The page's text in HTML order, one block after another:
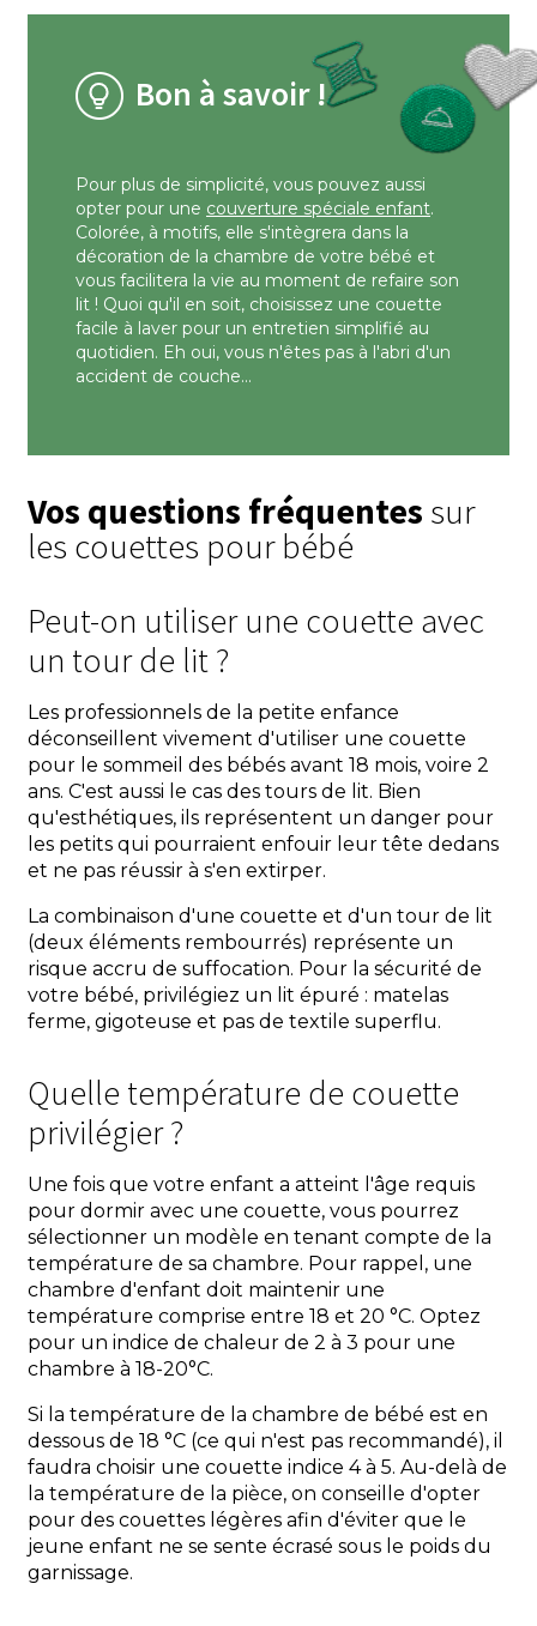
Bon à savoir !
Pour plus de simplicité, vous pouvez aussi
opter pour une couverture spéciale enfant.
Colorée, à motifs, elle s'intègrera dans la
décoration de la chambre de votre bébé et
vous facilitera la vie au moment de refaire son
lit ! Quoi qu'il en soit, choisissez une couette
facile à laver pour un entretien simplifié au
quotidien. Eh oui, vous n'êtes pas à l'abri d'un
accident de couche...
Vos questions fréquentes sur
les couettes pour bébé
Peut-on utiliser une couette avec
un tour de lit ?
Les professionnels de la petite enfance
déconseillent vivement d'utiliser une couette
pour le sommeil des bébés avant 18 mois, voire 2
ans. C'est aussi le cas des tours de lit. Bien
qu'esthétiques, ils représentent un danger pour
les petits qui pourraient enfouir leur tête dedans
et ne pas réussir à s'en extirper.
La combinaison d'une couette et d'un tour de lit
(deux éléments rembourrés) représente un
risque accru de suffocation. Pour la sécurité de
votre bébé, privilégiez un lit épuré : matelas
ferme, gigoteuse et pas de textile superflu.
Quelle température de couette
privilégier ?
Une fois que votre enfant a atteint l'âge requis
pour dormir avec une couette, vous pourrez
sélectionner un modèle en tenant compte de la
température de sa chambre. Pour rappel, une
chambre d'enfant doit maintenir une
température comprise entre 18 et 20 °C. Optez
pour un indice de chaleur de 2 à 3 pour une
chambre à 18-20°C.
Si la température de la chambre de bébé est en
dessous de 18 °C (ce qui n'est pas recommandé), il
faudra choisir une couette indice 4 à 5. Au-delà de
la température de la pièce, on conseille d'opter
pour des couettes légères afin d'éviter que le
jeune enfant ne se sente écrasé sous le poids du
garnissage.